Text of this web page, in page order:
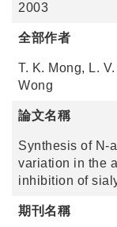
2003
全部作者
T. K. Mong, L.
Wong
論文名稱
Synthesis of N-
variation in the
inhibition of
期刊名稱